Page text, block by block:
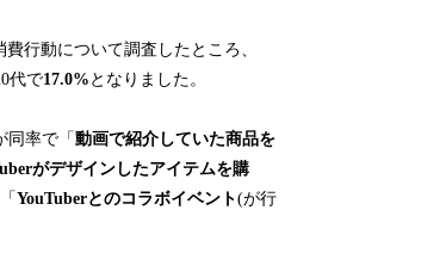
行動について調査したところ、
代で17.0% となりました。
率で「 動画で紹介していた商品を
がデザインしたアイテムを購
YouTuberとのコラボイベント(が行